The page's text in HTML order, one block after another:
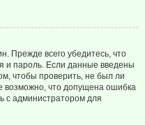
Прежде всего убедитесь, что
и пароль. Если данные введены
чтобы проверить, не был ли
возможно, что допущена ошибка
с администратором для